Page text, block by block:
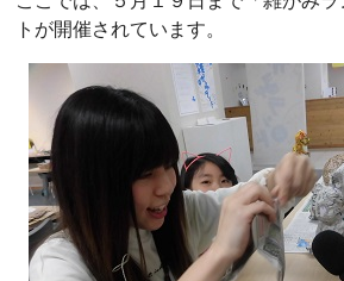
o
o
k
a
トが開催されています。